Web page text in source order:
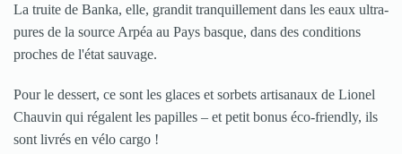
La truite de Banka, elle, grandit tranquillement dans les eaux ultra-
pures de la source Arpéa au Pays basque, dans des conditions
proches de l'état sauvage.
Pour le dessert, ce sont les glaces et sorbets artisanaux de Lionel
Chauvin qui régalent les papilles – et petit bonus éco-friendly, ils
sont livrés en vélo cargo !